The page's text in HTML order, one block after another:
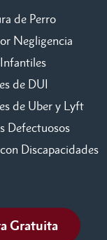
de Perro
Negligencia
de DUI
de Uber y Lyft
Defectuosos
Discapacidades
Gratuita